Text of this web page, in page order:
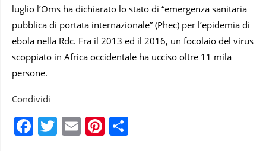
luglio l’Oms ha dichiarato lo stato di “emergenza sanitaria
pubblica di portata internazionale” (Phec) per l’epidemia di
ebola nella Rdc. Fra il 2013 ed il 2016, un focolaio del virus
scoppiato in Africa occidentale ha ucciso oltre 11 mila
persone.
Condividi
Facebook
Twitter
EmailPinterest